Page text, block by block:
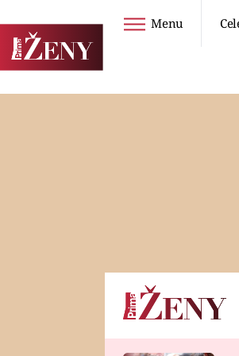
Menu
Horoskopy